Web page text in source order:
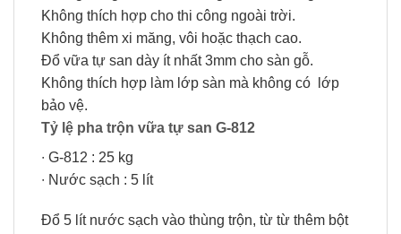
Không thích hợp cho thi công ngoài trời.
Không thêm xi măng, vôi hoặc thạch cao.
Đổ vữa tự san dày ít nhất 3mm cho sàn gỗ.
Không thích hợp làm lớp sàn mà không có lớp
bảo vệ.
Tỷ lệ pha trộn vữa tự san G-812
∙ G-812 : 25 kg
∙ Nước sạch : 5 lít
Đổ 5 lít nước sạch vào thùng trộn, từ từ thêm bột